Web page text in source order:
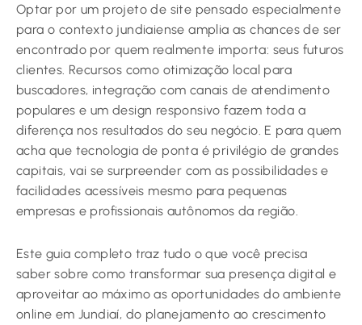
Optar por um projeto de site pensado especialmente
para o contexto jundiaiense amplia as chances de ser
encontrado por quem realmente importa: seus futuros
clientes. Recursos como otimização local para
buscadores, integração com canais de atendimento
populares e um design responsivo fazem toda a
diferença nos resultados do seu negócio. E para quem
acha que tecnologia de ponta é privilégio de grandes
capitais, vai se surpreender com as possibilidades e
facilidades acessíveis mesmo para pequenas
empresas e profissionais autônomos da região.
Este guia completo traz tudo o que você precisa
saber sobre como transformar sua presença digital e
aproveitar ao máximo as oportunidades do ambiente
online em Jundiaí, do planejamento ao crescimento